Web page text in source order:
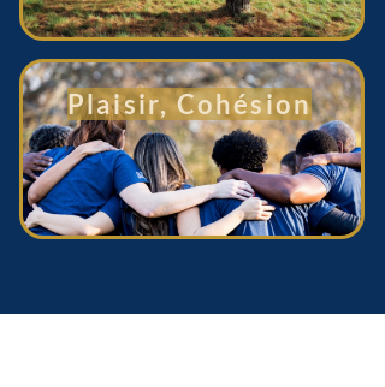
Plaisir, Cohésion